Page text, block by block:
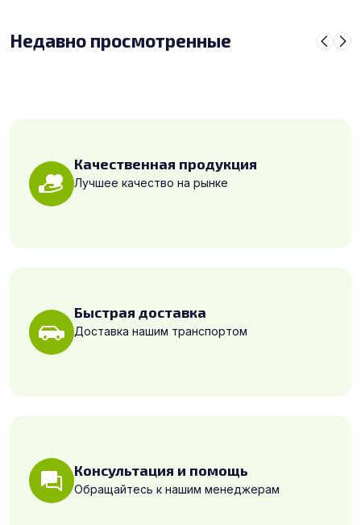
Недавно просмотренные
Качественная продукция
Лучшее качество на рынке
Быстрая доставка
Доставка нашим транспортом
Консультация и помощь
Обращайтесь к нашим менеджерам